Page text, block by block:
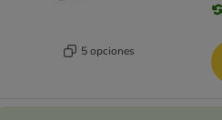
5 opciones